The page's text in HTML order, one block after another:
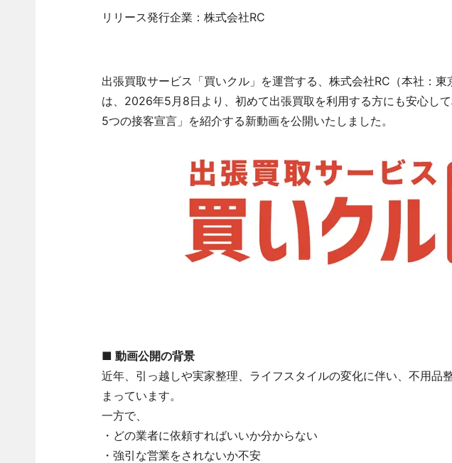
リリース発行企業：株式会社RC
出張買取サービス「買いクル」を運営する、株式会社RC（本社：東
は、2026年5月8日より、初めて出張買取を利用する方にも安心し
5つの接客宣言」を紹介する新動画を公開いたしました。
■ 動画公開の背景
近年、引っ越しや実家整理、ライフスタイルの変化に伴い、不用品
まっています。
一方で、
・どの業者に依頼すればいいか分からない
・強引な営業をされないか不安